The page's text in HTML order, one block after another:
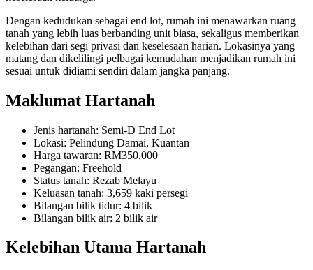
Dengan kedudukan sebagai end lot, rumah ini menawarkan ruang
tanah yang lebih luas berbanding unit biasa, sekaligus memberikan
kelebihan dari segi privasi dan keselesaan harian. Lokasinya yang
matang dan dikelilingi pelbagai kemudahan menjadikan rumah ini
sesuai untuk didiami sendiri dalam jangka panjang.
Maklumat Hartanah
Jenis hartanah: Semi-D End Lot
Lokasi: Pelindung Damai, Kuantan
Harga tawaran: RM350,000
Pegangan: Freehold
Status tanah: Rezab Melayu
Keluasan tanah: 3,659 kaki persegi
Bilangan bilik tidur: 4 bilik
Bilangan bilik air: 2 bilik air
Kelebihan Utama Hartanah